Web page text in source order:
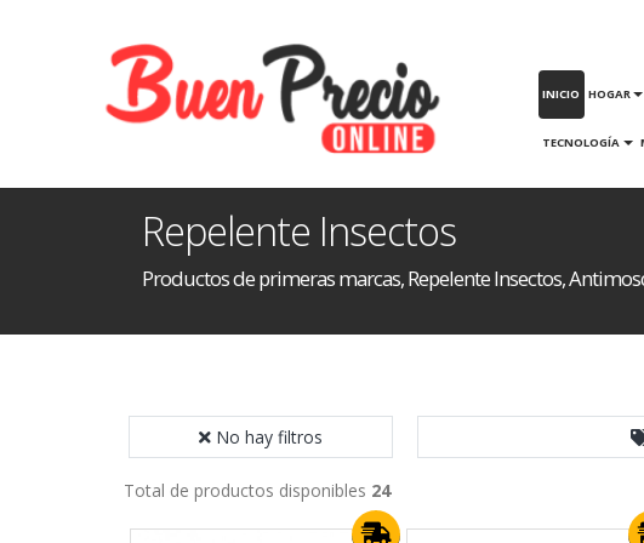
INICIO HOGAR
TECNOLOGÍA
Repelente Insectos
Productos de primeras marcas, Repelente Insectos,
No hay filtros
Total de productos disponibles 24